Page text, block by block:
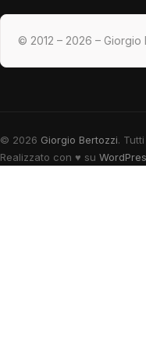
© 2012 – 2026 –
© 2026 Giorgio Bertozzi.
Realizzato con ♥ su